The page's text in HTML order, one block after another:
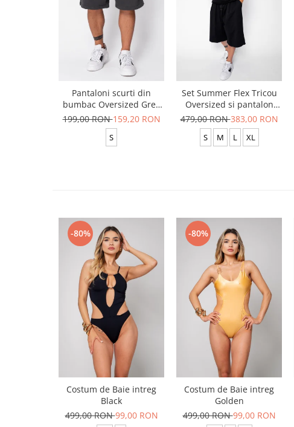
Pantaloni scurti din
bumbac Oversized Grey
Anthracite
199,00 RON159,20 RON
S
Set Summer Flex Tricou
Oversized si pantalon
scurt Baggy Black
479,00 RON383,00 RON
S M L XL
-80%
Costum de Baie intreg
Black
499,00 RON99,00 RON
-80%
Costum de Baie intreg
Golden
499,00 RON99,00 RON